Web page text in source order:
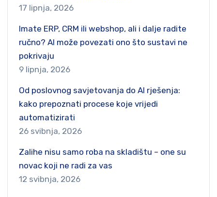
17 lipnja, 2026
Imate ERP, CRM ili webshop, ali i dalje radite
ručno? AI može povezati ono što sustavi ne
pokrivaju
9 lipnja, 2026
Od poslovnog savjetovanja do AI rješenja:
kako prepoznati procese koje vrijedi
automatizirati
26 svibnja, 2026
Zalihe nisu samo roba na skladištu – one su
novac koji ne radi za vas
12 svibnja, 2026